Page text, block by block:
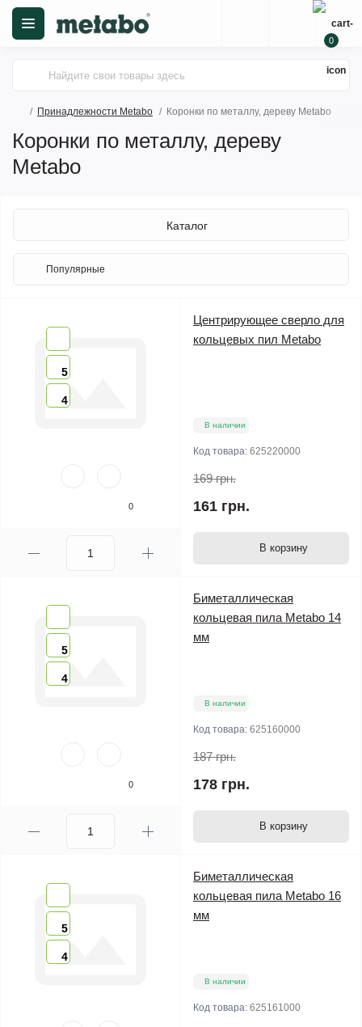
0
Принадлежности Metabo Коронки по металлу, дереву Metabo
Коронки по металлу, дереву
Metabo
Каталог
5
4
0
Центрирующее сверло для
кольцевых пил Metabo
В наличии
Код товара: 625220000
169 грн.
161 грн.
В корзину
5
4
0
Биметаллическая
кольцевая пила Metabo 14
мм
В наличии
Код товара: 625160000
187 грн.
178 грн.
В корзину
5
4
Биметаллическая
кольцевая пила Metabo 16
мм
В наличии
Код товара: 625161000